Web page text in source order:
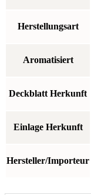
Herstellungsart
Aromatisiert
Deckblatt Herkunft
Einlage Herkunft
Hersteller/Importeur